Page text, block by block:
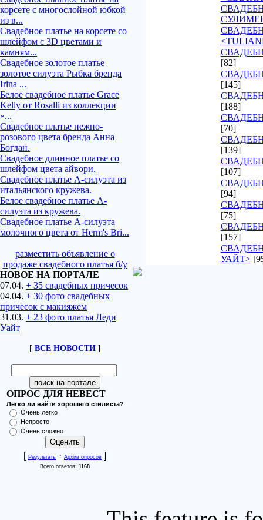
корсете с многослойной юбкой
из в...
Свадебное платье на корсете со
шлейфом с 3D цветами и
камням...
Свадебное золотое платье
золотое силуэта Рыбка бренда
Irina ...
Белое свадебное платье Grace
Kelly от Rosalli из коллекции
«...
Свадебное платье нежно-
розового цвета бренда Анна
Богдан.
Свадебное длинное платье со
шлейфом цвета айвори.
Свадебное платье А-силуэта из
итальянского кружева.
Белое свадебное платье А-
силуэта из кружева.
Свадебное платье А-силуэта
молочного цвета от Herm's Bri...
разместить объявление о
продаже свадебного платья б/у
НОВОЕ НА ПОРТАЛЕ
07.04. + 35 свадебных причесок
04.04. + 30 фото свадебных
причесок с макияжем
31.03. + 23 фото платья Леди
Уайт
[ ВСЕ НОВОСТИ]
ОПРОС ДЛЯ НЕВЕСТ
Легко ли найти хорошего стилиста?
Очень легко
Непросто
Очень сложно
[ Результаты · Архив опросов ]
Всего ответов: 1168
[82]
[145]
[188]
[70]
[139]
[107]
[94]
[75]
[157]
УАЙТ>